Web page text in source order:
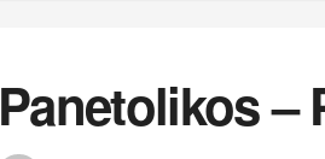
Panetolikos –